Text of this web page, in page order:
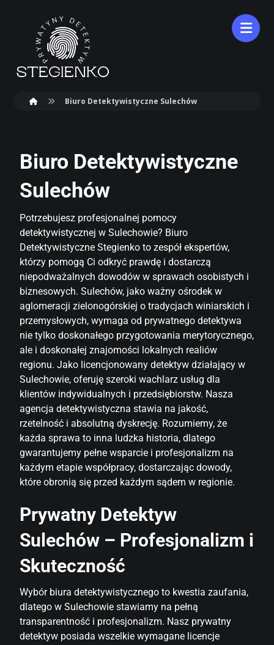
Biuro Detektywistyczne Sulechów
Biuro Detektywistyczne
Sulechów
Potrzebujesz profesjonalnej pomocy
detektywistycznej w Sulechowie? Biuro
Detektywistyczne Stegienko to zespół ekspertów,
którzy pomogą Ci odkryć prawdę i dostarczą
niepodważalnych dowodów w sprawach osobistych i
biznesowych. Sulechów, jako ważny ośrodek w
aglomeracji zielonogórskiej o tradycjach winiarskich i
przemysłowych, wymaga od prywatnego detektywa
nie tylko doskonałego przygotowania merytorycznego,
ale i doskonałej znajomości lokalnych realiów
regionu. Jako licencjonowany detektyw działający w
Sulechowie, oferuję szeroki wachlarz usług dla
klientów indywidualnych i przedsiębiorstw. Nasza
agencja detektywistyczna stawia na jakość,
rzetelność i absolutną dyskrecję. Rozumiemy, że
każda sprawa to inna ludzka historia, dlatego
gwarantujemy pełne wsparcie i profesjonalizm na
każdym etapie współpracy, dostarczając dowody,
które obronią się przed każdym sądem w regionie.
Prywatny Detektyw
Sulechów – Profesjonalizm i
Skuteczność
Wybór biura detektywistycznego to kwestia zaufania,
dlatego w Sulechowie stawiamy na pełną
transparentność i profesjonalizm. Nasz prywatny
detektyw posiada wszelkie wymagane licencje